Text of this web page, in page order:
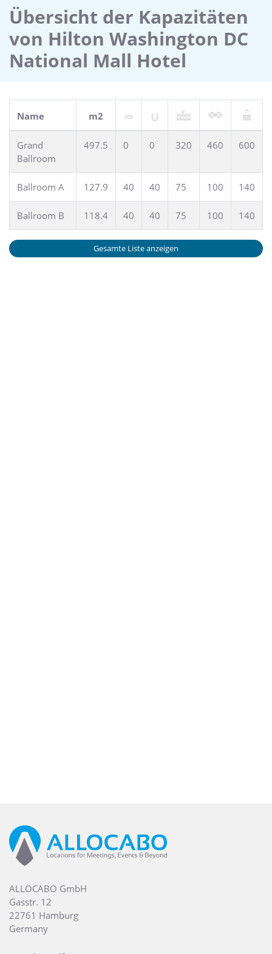
angenehmen Aufenthalt.
Übersicht der Kapazitäten
von Hilton Washington DC
National Mall Hotel
Name m2
Grand
Ballroom
497.5 0 0 320 460 600
Ballroom A 127.9 40 40 75 100 140
Ballroom B 118.4 40 40 75 100 140
Gesamte Liste anzeigen
ALLOCABO GmbH
Gasstr. 12
22761 Hamburg
Germany